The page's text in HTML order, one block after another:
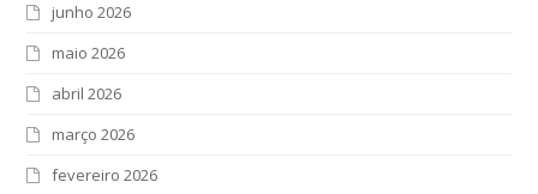
junho 2026
maio 2026
abril 2026
março 2026
fevereiro 2026